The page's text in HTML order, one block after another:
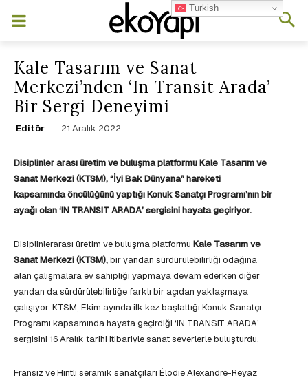
Kale Tasarım ve Sanat
Merkezi’nden ‘In Transit Arada’
Bir Sergi Deneyimi
Editör 21 Aralık 2022
Disiplinler arası üretim ve buluşma platformu Kale Tasarım ve
Sanat Merkezi (KTSM), “İyi Bak Dünyana” hareketi
kapsamında öncülüğünü yaptığı Konuk Sanatçı Programı’nın bir
ayağı olan ‘IN TRANSIT ARADA’ sergisini hayata geçiriyor.
Disiplinlerarası üretim ve buluşma platformu Kale Tasarım ve
Sanat Merkezi (KTSM),bir yandan sürdürülebilirliği odağına
alan çalışmalara ev sahipliği yapmaya devam ederken diğer
yandan da sürdürülebilirliğe farklı bir açıdan yaklaşmaya
çalışıyor. KTSM, Ekim ayında ilk kez başlattığı Konuk Sanatçı
Programı kapsamında hayata geçirdiği ‘IN TRANSIT ARADA’
sergisini 16 Aralık tarihi itibariyle sanat severlerle buluşturdu.
Fransız ve Hintli seramik sanatçıları Élodie Alexandre-Reyaz
Turkish